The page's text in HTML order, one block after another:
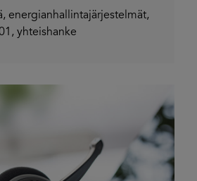
, energianhallintajärjestelmät,
, yhteishanke